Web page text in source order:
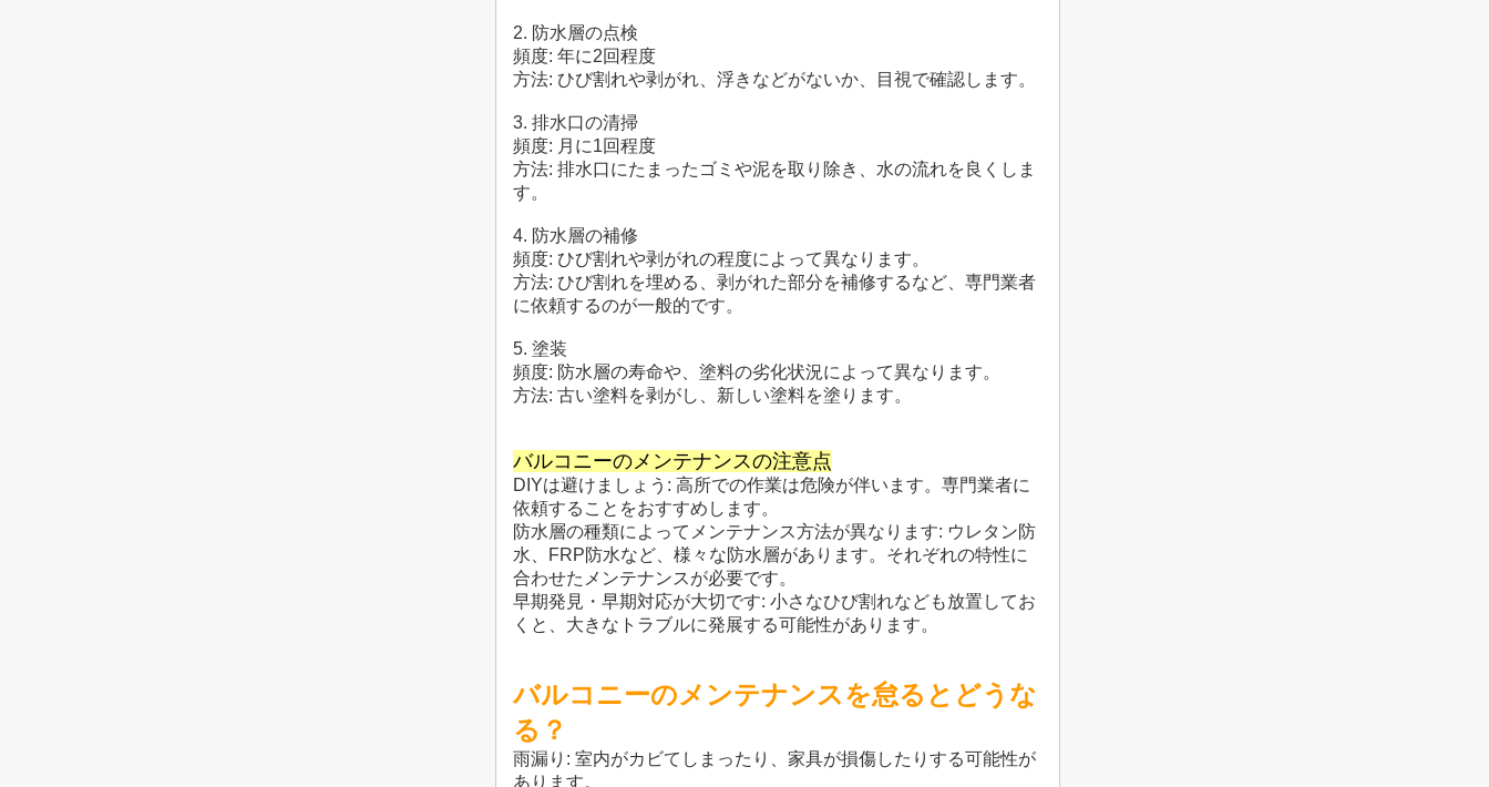
2. 防水層の点検
頻度: 年に2回程度
方法: ひび割れや剥がれ、浮きなどがないか、目視で確認します。
3. 排水口の清掃
頻度: 月に1回程度
方法: 排水口にたまったゴミや泥を取り除き、水の流れを良くしま
す。
4. 防水層の補修
頻度: ひび割れや剥がれの程度によって異なります。
方法: ひび割れを埋める、剥がれた部分を補修するなど、専門業者
に依頼するのが一般的です。
5. 塗装
頻度: 防水層の寿命や、塗料の劣化状況によって異なります。
方法: 古い塗料を剥がし、新しい塗料を塗ります。
バルコニーのメンテナンスの注意点
DIYは避けましょう: 高所での作業は危険が伴います。専門業者に
依頼することをおすすめします。
防水層の種類によってメンテナンス方法が異なります: ウレタン防
水、FRP防水など、様々な防水層があります。それぞれの特性に
合わせたメンテナンスが必要です。
早期発見・早期対応が大切です: 小さなひび割れなども放置してお
くと、大きなトラブルに発展する可能性があります。
バルコニーのメンテナンスを怠るとどうな
る？
雨漏り: 室内がカビてしまったり、家具が損傷したりする可能性が
あります。